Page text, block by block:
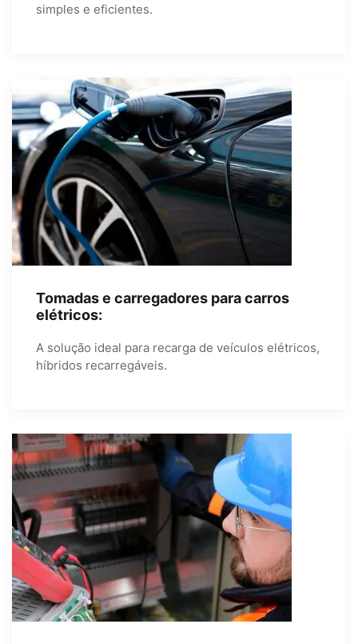
simples e eficientes.
Tomadas e carregadores para carros
elétricos:
A solução ideal para recarga de veículos elétricos,
híbridos recarregáveis.